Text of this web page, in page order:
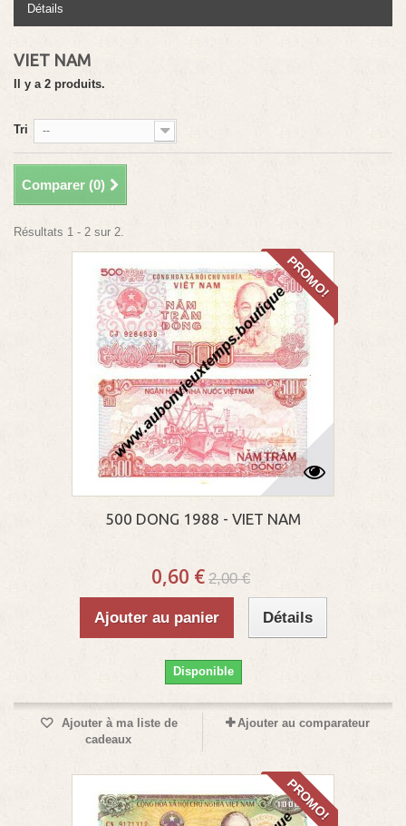
Détails
VIET NAM
Il y a 2 produits.
Tri --
Comparer (0)
Résultats 1 - 2 sur 2.
PROMO!
500 DONG 1988 - VIET NAM
0,60 € 2,00 €
Ajouter au panier Détails
Disponible
Ajouter à ma liste de
cadeaux
Ajouter au comparateur
PROMO!